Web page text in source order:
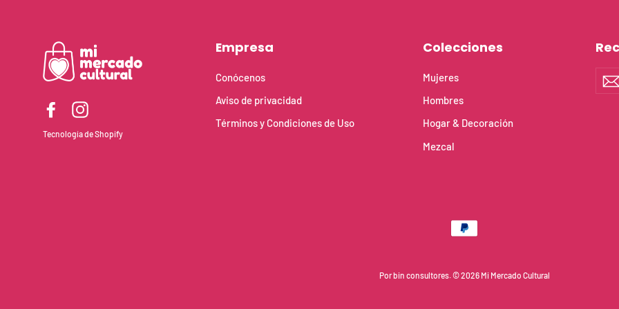
Facebook
Tecnología de Shopify
Empresa
Conócenos
Aviso de privacidad
Términos y Condiciones de Uso
Colecciones
Mujeres
Hombres
Hogar & Decoración
Mezcal
Porbin consultores. © 2026 Mi Mercado Cultural